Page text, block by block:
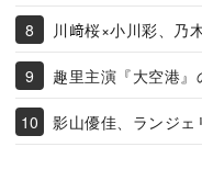
川﨑桜×小川彩、乃
趣里主演『大空港』
影山優佳、ランジェ